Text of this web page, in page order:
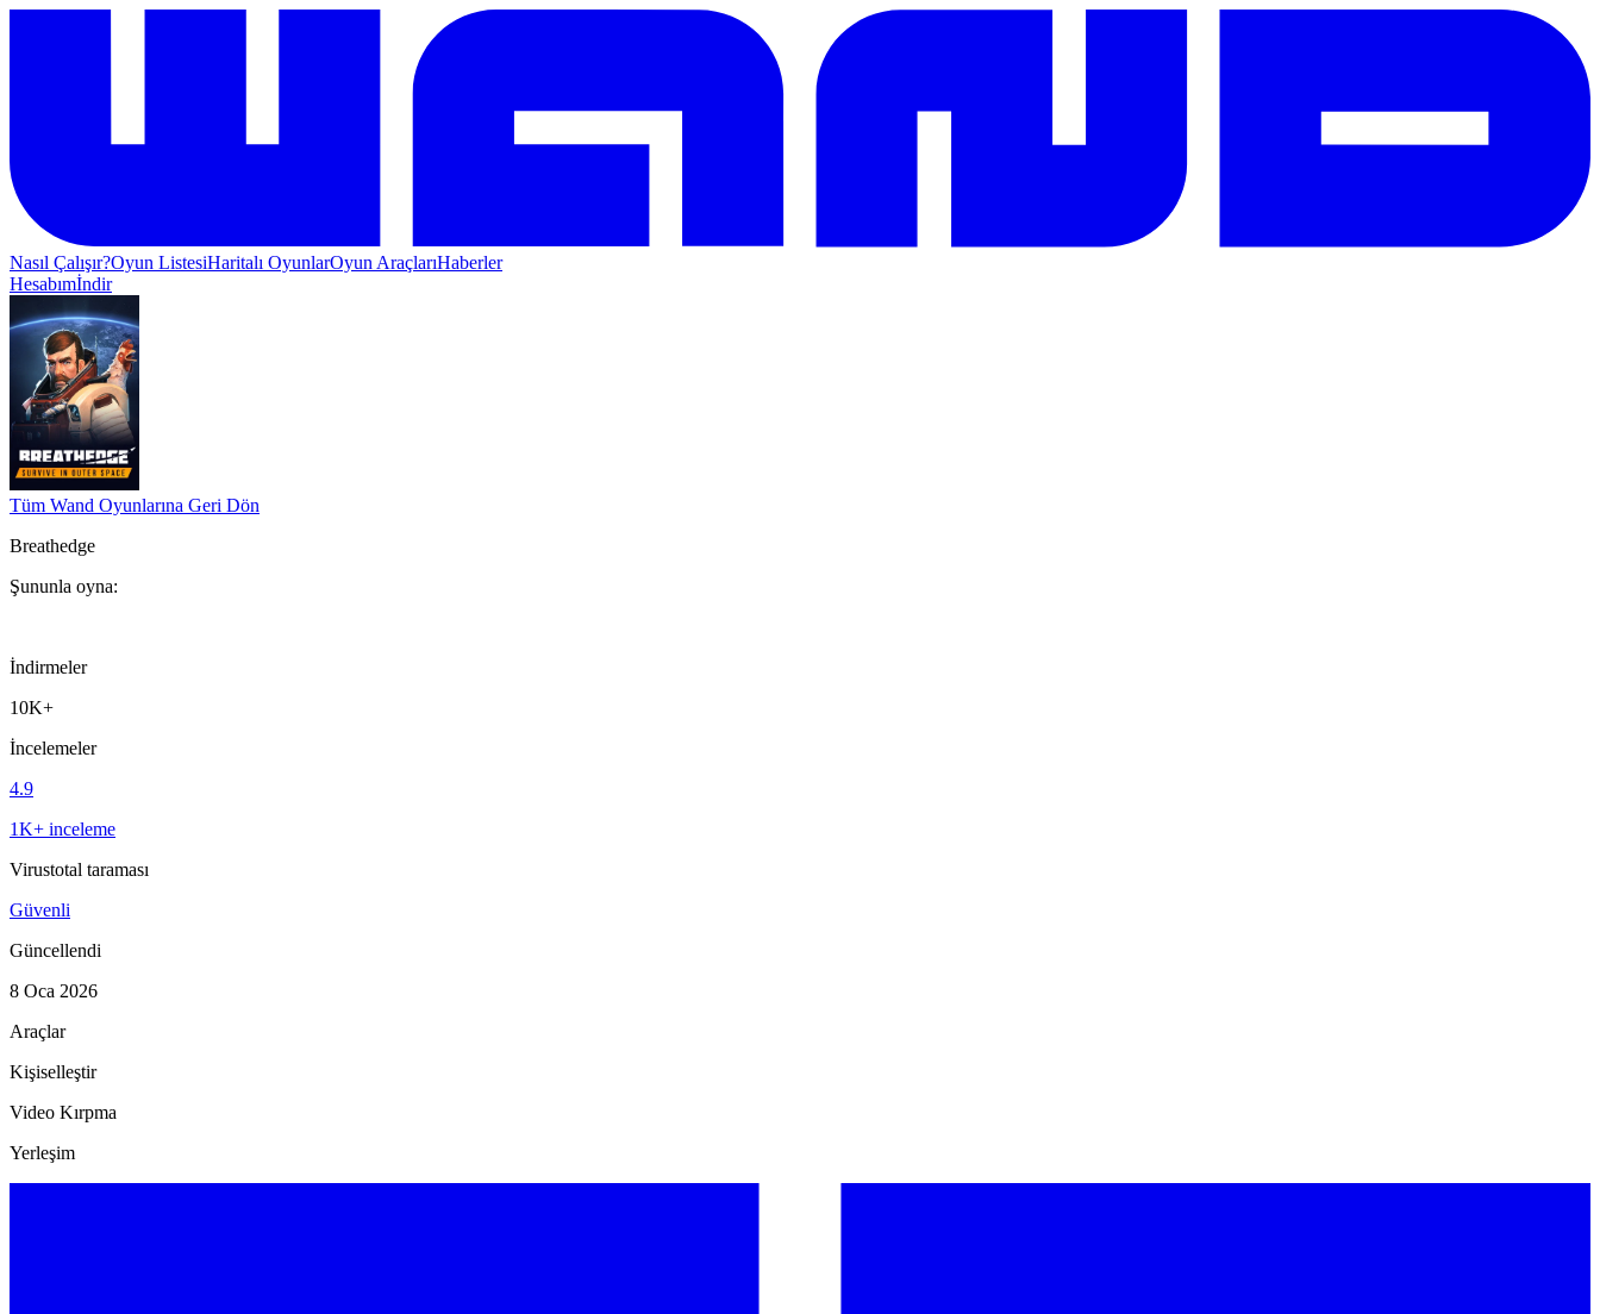
Nasıl Çalışır?Oyun ListesiHaritalı OyunlarOyun AraçlarıHaberler
Hesabımİndir
Tüm Wand Oyunlarına Geri Dön
Breathedge
Şununla oyna:
İndirmeler
10K+
İncelemeler
4.9
1K+ inceleme
Virustotal taraması
Güvenli
Güncellendi
8 Oca 2026
Araçlar
Kişiselleştir
Video Kırpma
Yerleşim